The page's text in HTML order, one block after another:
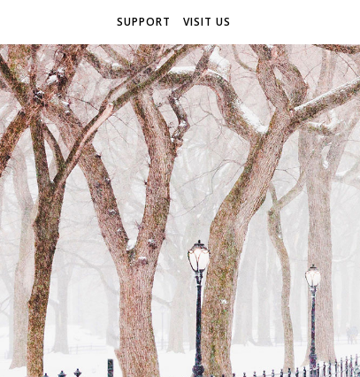
SUPPORT VISIT US